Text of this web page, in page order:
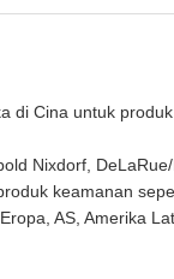
di Cina untuk
Nixdorf,
keamanan
AS, Amerika